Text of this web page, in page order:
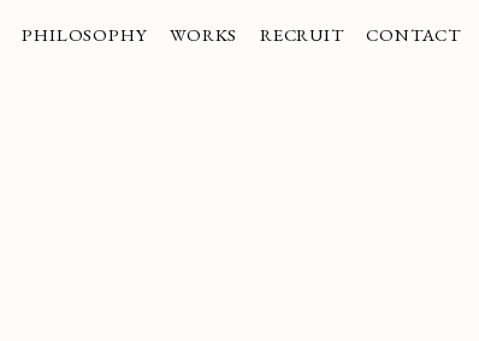
PHILOSOPHY WORKS RECRUIT CONTACT